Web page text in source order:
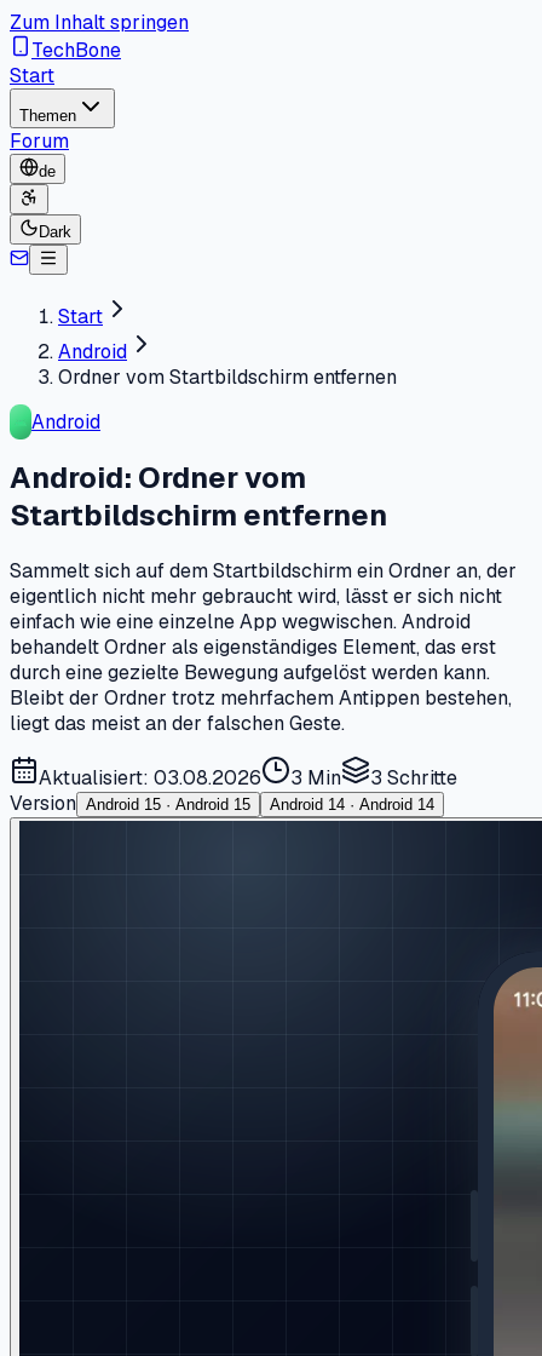
Zum Inhalt springen
TechBone
Start
Themen
Forum
de
Dark
Start
Android
Ordner vom Startbildschirm entfernen
Android
Android: Ordner vom
Startbildschirm entfernen
Sammelt sich auf dem Startbildschirm ein Ordner an, der
eigentlich nicht mehr gebraucht wird, lässt er sich nicht
einfach wie eine einzelne App wegwischen. Android
behandelt Ordner als eigenständiges Element, das erst
durch eine gezielte Bewegung aufgelöst werden kann.
Bleibt der Ordner trotz mehrfachem Antippen bestehen,
liegt das meist an der falschen Geste.
Aktualisiert: 03.08.2026 3 Min 3 Schritte
Version Android 15 · Android 15 Android 14 · Android 14